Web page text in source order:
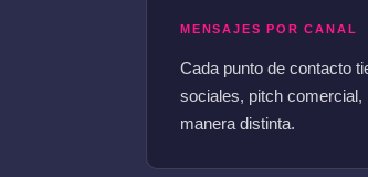
MENSAJES POR CANAL
Cada punto de contacto
sociales, pitch comercial,
manera distinta.